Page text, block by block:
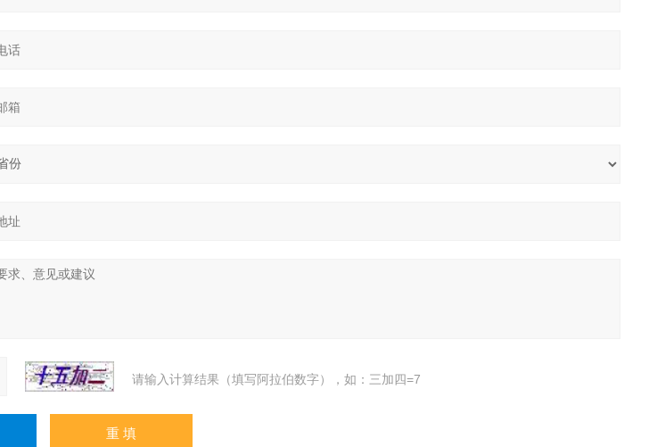
请输入计算结果（填写阿拉伯数字），如：三加四=7